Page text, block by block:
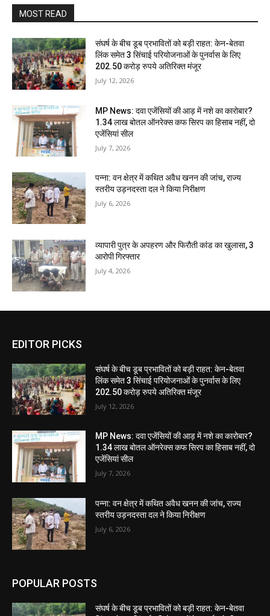
MOST READ
संघर्ष के बीच डूब प्रभावितों को बड़ी राहत: केन-बेतवा
लिंक समेत 3 सिंचाई परियोजनाओं के पुनर्वास के लिए
202.50 करोड़ रुपये अतिरिक्त मंजूर
July 12, 2026
MP News: दवा एजेंसियों की आड़ में नशे का कारोबार?
1.34 लाख बोतल ऑनरेक्स कफ सिरप का हिसाब नहीं, दो
एजेंसियां सील
July 7, 2026
पन्ना: वन क्षेत्र में कथित अवैध खनन की जांच, राज्य
स्तरीय उड़नदस्ता दल ने किया निरीक्षण
July 6, 2026
व्यापारी पुत्र के अपहरण और फिरौती कांड का खुलासा, 3
आरोपी गिरफ्तार
July 4, 2026
EDITOR PICKS
संघर्ष के बीच डूब प्रभावितों को बड़ी राहत: केन-बेतवा
लिंक समेत 3 सिंचाई परियोजनाओं के पुनर्वास के लिए
202.50 करोड़ रुपये अतिरिक्त मंजूर
July 12, 2026
MP News: दवा एजेंसियों की आड़ में नशे का कारोबार?
1.34 लाख बोतल ऑनरेक्स कफ सिरप का हिसाब नहीं, दो
एजेंसियां सील
July 7, 2026
पन्ना: वन क्षेत्र में कथित अवैध खनन की जांच, राज्य
स्तरीय उड़नदस्ता दल ने किया निरीक्षण
July 6, 2026
POPULAR POSTS
संघर्ष के बीच डूब प्रभावितों को बड़ी राहत: केन-बेतवा